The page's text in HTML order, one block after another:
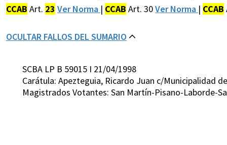
CCAB Art. 23 Ver Norma | CCAB Art. 30Ver Norma | CCAB
OCULTAR FALLOS DEL SUMARIO
SCBA LP B 59015 I 21/04/1998
Carátula: Apezteguia, Ricardo Juan c/Municipalidad
Magistrados Votantes: San Martín-Pisano-Laborde-